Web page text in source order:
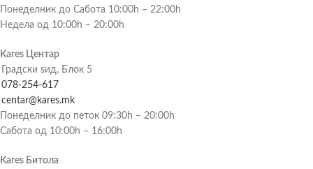
Понеделник до Сабота 10:00h – 22:00h
Недела од 10:00h – 20:00h
Kares Центар
Градски ѕид, Блок 5
078-254-617
centar@kares.mk
Понеделник до петок 09:30h – 20:00h
Сабота од 10:00h – 16:00h
Kares Битола